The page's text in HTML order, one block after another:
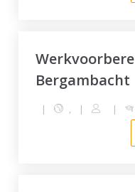
Bergambacht
| , | |